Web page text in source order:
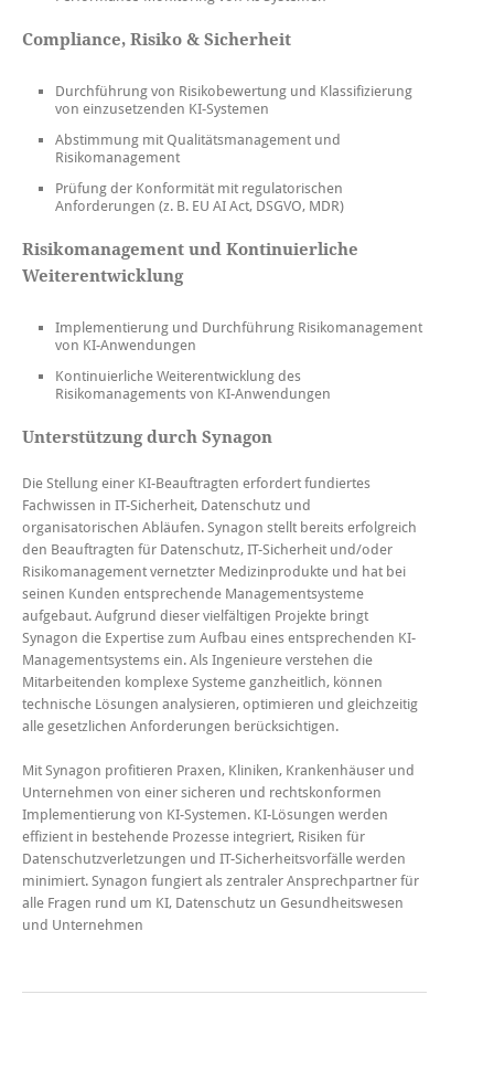
Compliance, Risiko & Sicherheit
Durchführung von Risikobewertung und Klassifizierung
von einzusetzenden KI-Systemen
Abstimmung mit Qualitätsmanagement und
Risikomanagement
Prüfung der Konformität mit regulatorischen
Anforderungen (z. B. EU AI Act, DSGVO, MDR)
Risikomanagement und Kontinuierliche
Weiterentwicklung
Implementierung und Durchführung Risikomanagement
von KI-Anwendungen
Kontinuierliche Weiterentwicklung des
Risikomanagements von KI-Anwendungen
Unterstützung durch Synagon
Die Stellung einer KI-Beauftragten erfordert fundiertes
Fachwissen in IT-Sicherheit, Datenschutz und
organisatorischen Abläufen. Synagon stellt bereits erfolgreich
den Beauftragten für Datenschutz, IT-Sicherheit und/oder
Risikomanagement vernetzter Medizinprodukte und hat bei
seinen Kunden entsprechende Managementsysteme
aufgebaut. Aufgrund dieser vielfältigen Projekte bringt
Synagon die Expertise zum Aufbau eines entsprechenden KI-
Managementsystems ein. Als Ingenieure verstehen die
Mitarbeitenden komplexe Systeme ganzheitlich, können
technische Lösungen analysieren, optimieren und gleichzeitig
alle gesetzlichen Anforderungen berücksichtigen.
Mit Synagon profitieren Praxen, Kliniken, Krankenhäuser und
Unternehmen von einer sicheren und rechtskonformen
Implementierung von KI-Systemen. KI-Lösungen werden
effizient in bestehende Prozesse integriert, Risiken für
Datenschutzverletzungen und IT-Sicherheitsvorfälle werden
minimiert. Synagon fungiert als zentraler Ansprechpartner für
alle Fragen rund um KI, Datenschutz un Gesundheitswesen
und Unternehmen